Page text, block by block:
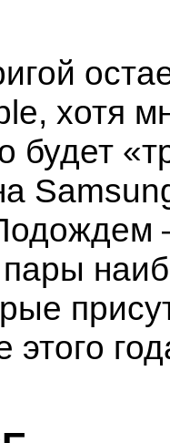
хотя
будет
этого